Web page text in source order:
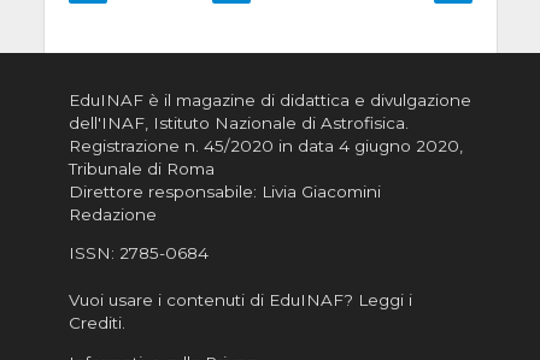
EduINAF è il magazine di didattica e divulgazione
dell'INAF, Istituto Nazionale di Astrofisica
Registrazione n. 45/2020 in data 4 giugno 2020,
Tribunale di Roma
Direttore responsabile: Livia Giacomini
Redazione
ISSN: 2785-0684
Vuoi usare i contenuti di EduINAF? Leggi i
Crediti.